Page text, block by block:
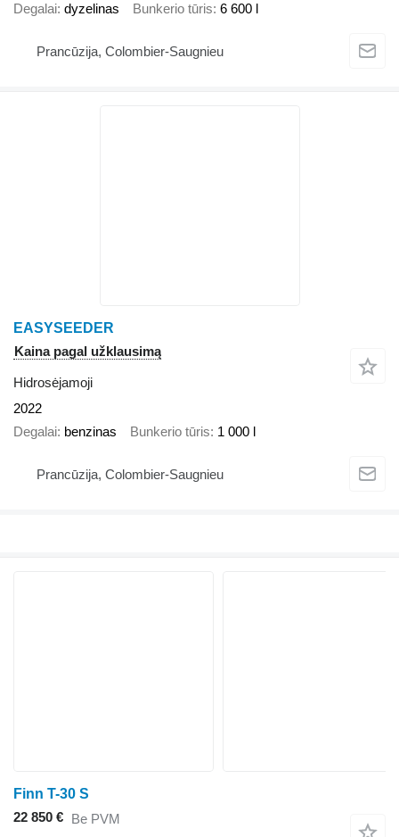
Degalai dyzelinas Bunkerio tūris 6 600 l
Prancūzija, Colombier-Saugnieu
EASYSEEDER
Kaina pagal užklausimą
Hidrosėjamoji
2022
Degalai benzinas Bunkerio tūris 1 000 l
Prancūzija, Colombier-Saugnieu
Finn T-30 S
22 850 € Be PVM